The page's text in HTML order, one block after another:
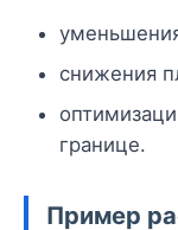
снижения
границе.
Пример